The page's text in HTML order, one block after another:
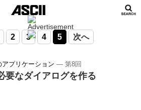
2 3 4 5 次へ
プリケーション ― 第8回
なダイアログを作る